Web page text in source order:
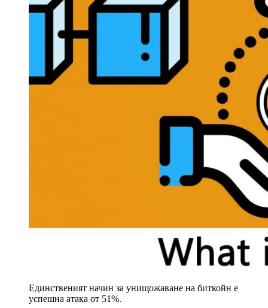
Единственият начин за унищожаване на биткойн е
успешна атака от 51%.